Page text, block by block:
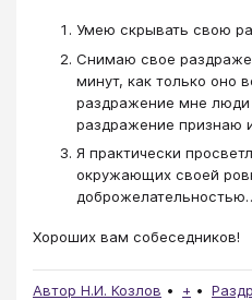
Умею скрывать свою
Снимаю свое
минут, как только оно
раздражение мне люди
раздражение признаю
Я практически
окружающих своей
Хороших вам собеседников!
Автор Н.И. Козлов +